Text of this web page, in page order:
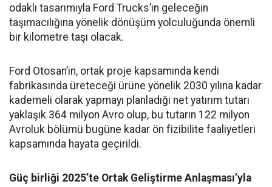
odaklı tasarımıyla Ford Trucks’ın geleceğin
taşımacılığına yönelik dönüşüm yolculuğunda önemli
bir kilometre taşı olacak.
Ford Otosan’ın, ortak proje kapsamında kendi
fabrikasında üreteceği ürüne yönelik 2030 yılına kadar
kademeli olarak yapmayı planladığı net yatırım tutarı
yaklaşık 364 milyon Avro olup, bu tutarın 122 milyon
Avroluk bölümü bugüne kadar ön fizibilite faaliyetleri
kapsamında hayata geçirildi.
Güç birliği 2025’te Ortak Geliştirme Anlaşması’yla